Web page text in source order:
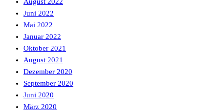
Juni 2022
Mai 2022
Januar 2022
Oktober 2021
August 2021
Dezember 2020
September 2020
Juni 2020
März 2020